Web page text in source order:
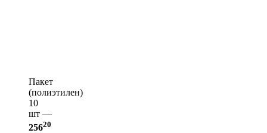
Пакет
(полиэтилен)
10
шт —
25620